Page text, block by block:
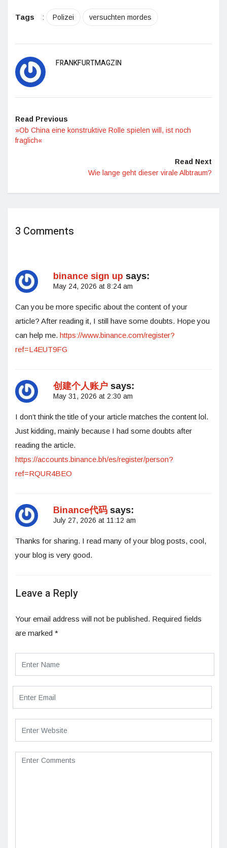
Tags : Polizei versuchten mordes
FRANKFURTMAGZIN
Read Previous
»Ob China eine konstruktive Rolle spielen will, ist noch
fraglich«
Read Next
Wie lange geht dieser virale Albtraum?
3 Comments
binance sign up says:
May 24, 2026 at 8:24 am
Can you be more specific about the content of your
article? After reading it, I still have some doubts. Hope you
can help me. https://www.binance.com/register?
ref=L4EUT9FG
创建个人账户 says:
May 31, 2026 at 2:30 am
I don’t think the title of your article matches the content lol.
Just kidding, mainly because I had some doubts after
reading the article.
https://accounts.binance.bh/es/register/person?
ref=RQUR4BEO
Binance代码 says:
July 27, 2026 at 11:12 am
Thanks for sharing. I read many of your blog posts, cool,
your blog is very good.
Leave a Reply
Your email address will not be published. Required fields
are marked *